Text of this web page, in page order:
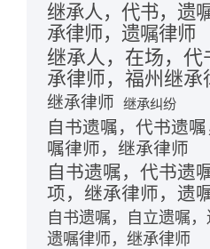
继承人，代书，遗
承律师，遗嘱律师
继承人，在场，
承律师，福州继承
继承律师 继承纠纷
自书遗嘱，代书遗
嘱律师，继承律师
自书遗嘱，代书遗
项，继承律师，遗
自书遗嘱，自立遗嘱，
遗嘱律师，继承律师